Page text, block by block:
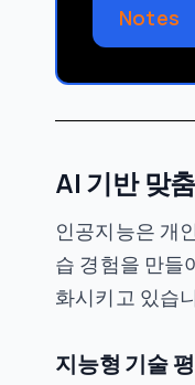
Notes
AI 기반 맞
인공지능은 개
습 경험을 만들
화시키고 있습
지능형 기술